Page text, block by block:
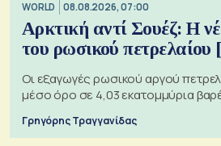
WORLD 08.08.2026, 07:00
Αρκτική αντί Σουέζ: Η
του ρωσικού
Οι εξαγωγές ρωσικού αργού
μέσο όρο σε 4,03 εκατομμύρια
Γρηγόρης Τραγγανίδας